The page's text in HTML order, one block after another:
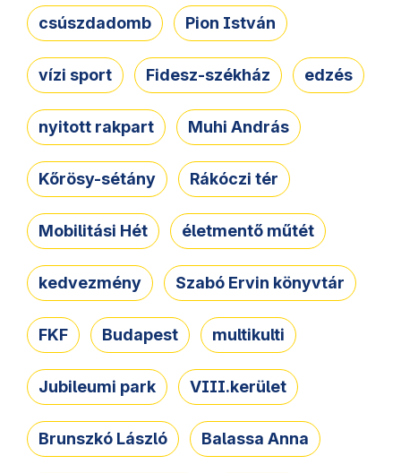
csúszdadomb Pion István
vízi sport Fidesz-székház edzés
nyitott rakpart Muhi András
Kőrösy-sétány Rákóczi tér
Mobilitási Hét életmentő műtét
kedvezmény Szabó Ervin könyvtár
FKF Budapest multikulti
Jubileumi park VIII.kerület
Brunszkó László Balassa Anna